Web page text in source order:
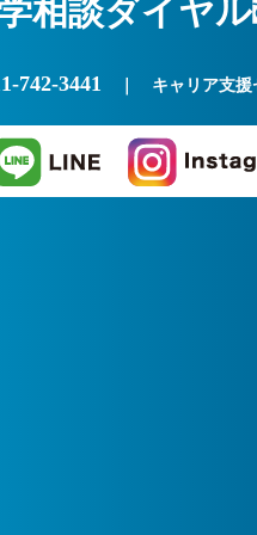
相談ダイヤル
742-3441 ｜ キャリア支援